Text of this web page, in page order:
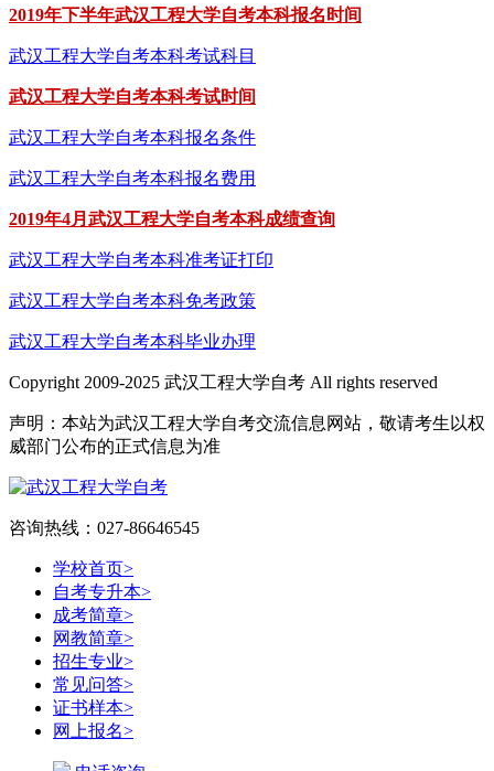
2019年下半年武汉工程大学自考本科报名时间
武汉工程大学自考本科考试科目
武汉工程大学自考本科考试时间
武汉工程大学自考本科报名条件
武汉工程大学自考本科报名费用
2019年4月武汉工程大学自考本科成绩查询
武汉工程大学自考本科准考证打印
武汉工程大学自考本科免考政策
武汉工程大学自考本科毕业办理
Copyright 2009-2025 武汉工程大学自考 All rights reserved
声明：本站为武汉工程大学自考交流信息网站，敬请考生以权
威部门公布的正式信息为准
咨询热线：027-86646545
学校首页>
自考专升本>
成考简章>
网教简章>
招生专业>
常见问答>
证书样本>
网上报名>